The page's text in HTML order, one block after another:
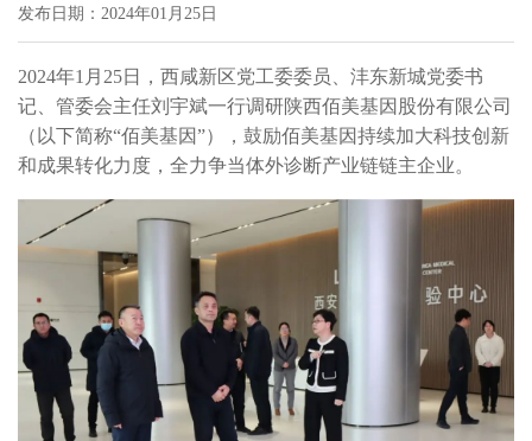
发布日期：2024年01月25日
2024年1月25日，西咸新区党工委委员、沣东新城党委书
记、管委会主任刘宇斌一行调研陕西佰美基因股份有限公司
（以下简称“佰美基因”），鼓励佰美基因持续加大科技创新
和成果转化力度，全力争当体外诊断产业链链主企业。